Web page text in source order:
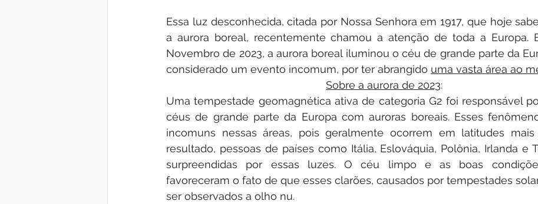
Essa luz desconhecida, citada por Nossa Senhora em 1917, que hoje
a aurora boreal, recentemente chamou a atenção de toda a Europa.
Novembro de 2023, a aurora boreal iluminou o céu de grande parte da
considerado um evento incomum, por ter abrangido uma vasta área ao
Sobre a aurora de 2023:
Uma tempestade geomagnética ativa de categoria G2 foi responsável
céus de grande parte da Europa com auroras boreais. Esses
incomuns nessas áreas, pois geralmente ocorrem em latitudes mais
resultado, pessoas de países como Itália, Eslováquia, Polônia, Irlanda e
surpreendidas por essas luzes. O céu limpo e as boas
favoreceram o fato de que esses clarões, causados por tempestades
ser observados a olho nu.